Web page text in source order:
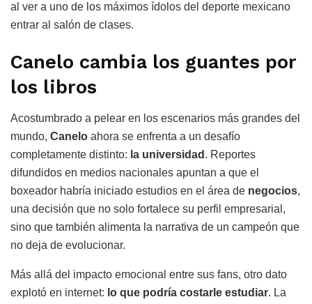
al ver a uno de los máximos ídolos del deporte mexicano
entrar al salón de clases.
Canelo cambia los guantes por
los libros
Acostumbrado a pelear en los escenarios más grandes del
mundo, Canelo ahora se enfrenta a un desafío
completamente distinto: la universidad . Reportes
difundidos en medios nacionales apuntan a que el
boxeador habría iniciado estudios en el área de negocios,
una decisión que no solo fortalece su perfil empresarial,
sino que también alimenta la narrativa de un campeón que
no deja de evolucionar.
Más allá del impacto emocional entre sus fans, otro dato
explotó en internet: lo que podría costarle estudiar. La